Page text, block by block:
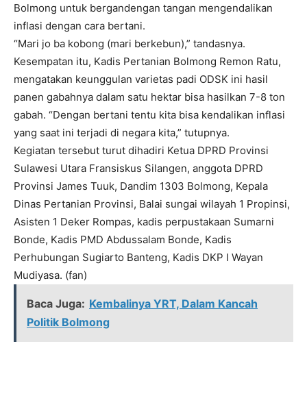
Bolmong untuk bergandengan tangan mengendalikan
inflasi dengan cara bertani.
“Mari jo ba kobong (mari berkebun),” tandasnya.
Kesempatan itu, Kadis Pertanian Bolmong Remon Ratu,
mengatakan keunggulan varietas padi ODSK ini hasil
panen gabahnya dalam satu hektar bisa hasilkan 7-8 ton
gabah. “Dengan bertani tentu kita bisa kendalikan inflasi
yang saat ini terjadi di negara kita,” tutupnya.
Kegiatan tersebut turut dihadiri Ketua DPRD Provinsi
Sulawesi Utara Fransiskus Silangen, anggota DPRD
Provinsi James Tuuk, Dandim 1303 Bolmong, Kepala
Dinas Pertanian Provinsi, Balai sungai wilayah 1 Propinsi,
Asisten 1 Deker Rompas, kadis perpustakaan Sumarni
Bonde, Kadis PMD Abdussalam Bonde, Kadis
Perhubungan Sugiarto Banteng, Kadis DKP I Wayan
Mudiyasa. (fan)
Baca Juga: Kembalinya YRT, Dalam Kancah
Politik Bolmong